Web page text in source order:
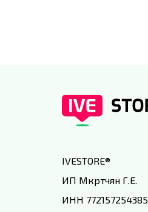
IVESTORE®
ИП Мкртчян Г.Е.
ИНН 772157254385